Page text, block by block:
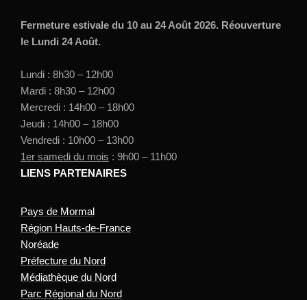
Fermeture estivale du 10 au 24 Août 2026. Réouverture
le Lundi 24 Août.
Lundi : 8h30 – 12h00
Mardi : 8h30 – 12h00
Mercredi : 14h00 – 18h00
Jeudi : 14h00 – 18h00
Vendredi : 10h00 – 13h00
1er samedi du mois : 9h00 – 11h00
LIENS PARTENAIRES
Pays de Mormal
Région Hauts-de-France
Noréade
Préfecture du Nord
Médiathèque du Nord
Parc Régional du Nord